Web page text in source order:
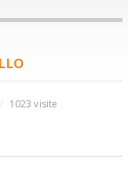
1023 visite